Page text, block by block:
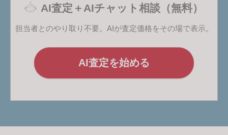
AI査定＋AIチャット相談（無料）
担当者とのやり取り不要。AIが査定価格をその場で表示。
AI査定を始める